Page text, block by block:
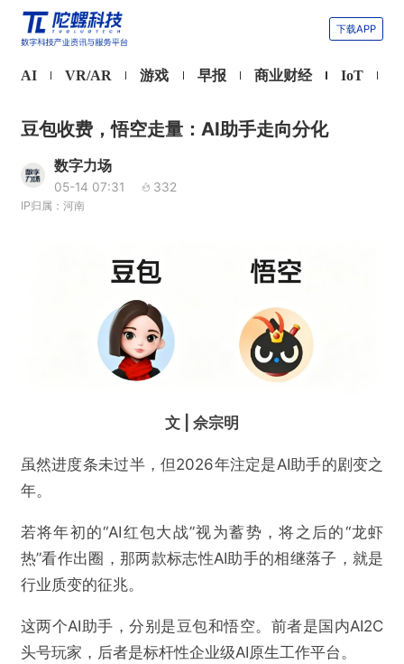
下载APP
AI VR/AR 游戏 早报 商业财经 IoT
豆包收费，悟空走量：AI助手走向分化
数字力场
05-14 07:31 332
IP归属：河南
文 | 佘宗明
虽然进度条未过半，但2026年注定是AI助手的剧变之
年。
若将年初的“AI红包大战”视为蓄势，将之后的“龙虾
热”看作出圈，那两款标志性AI助手的相继落子，就是
行业质变的征兆。
这两个AI助手，分别是豆包和悟空。前者是国内AI2C
头号玩家，后者是标杆性企业级AI原生工作平台。